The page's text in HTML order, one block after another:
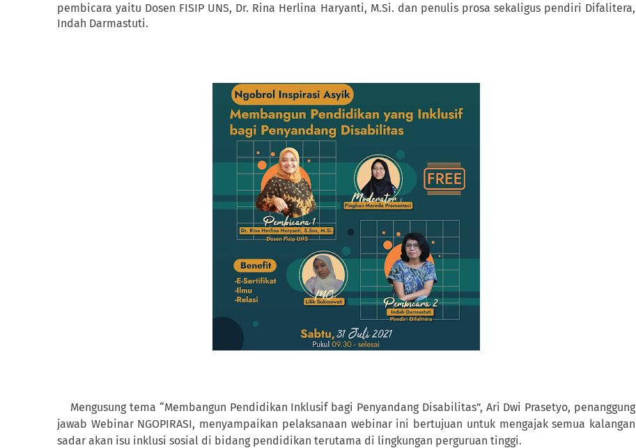
pembicara yaitu Dosen FISIP UNS, Dr. Rina Herlina Haryanti, M.Si. dan penulis prosa sekaligus pendiri Difalitera,
Indah Darmastuti.
Mengusung tema “Membangun Pendidikan Inklusif bagi Penyandang Disabilitas”, Ari Dwi Prasetyo, penanggung
jawab Webinar NGOPIRASI, menyampaikan pelaksanaan webinar ini bertujuan untuk mengajak semua kalangan
sadar akan isu inklusi sosial di bidang pendidikan terutama di lingkungan perguruan tinggi.